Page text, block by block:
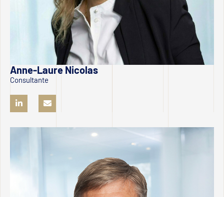
Anne-Laure Nicolas
Consultante